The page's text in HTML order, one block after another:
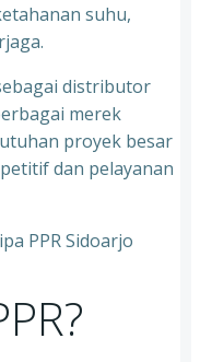
suhu,
distributor
merek
proyek besar
dan pelayanan